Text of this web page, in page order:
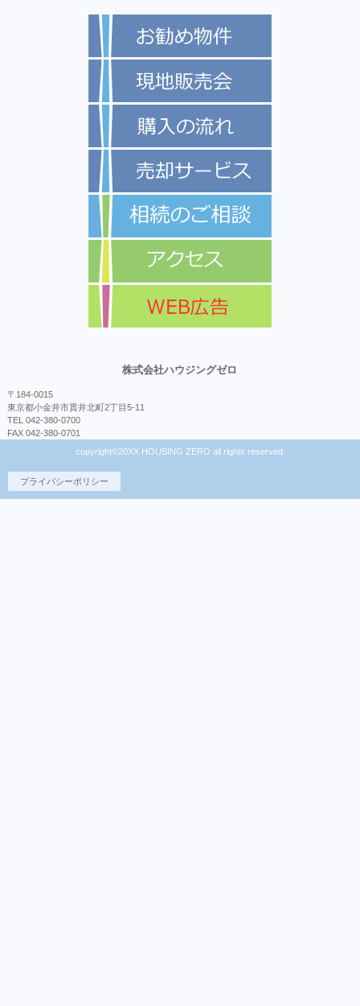
株式会社ハウジングゼロ
〒184-0015
東京都小金井市貫井北町2丁目5-11
TEL 042-380-0700
FAX 042-380-0701
copyright©20XX HOUSING ZERO all rights reserved.
プライバシーポリシー